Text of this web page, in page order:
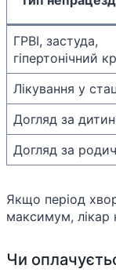
ГРВІ, застуда,
гіпертонічний
Лікування у
Догляд за
Догляд за
Якщо період
максимум, лікар
Чи